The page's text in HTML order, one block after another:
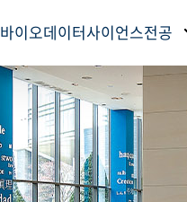
바이오데이터사이언스전공